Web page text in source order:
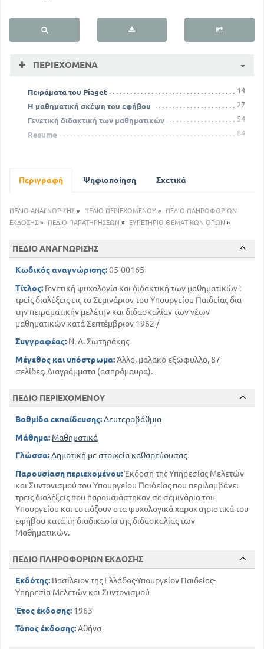
ΠΕΡΙΕΧΌΜΕΝΑ
Πειράματα του Piaget
14
Η μαθηματική σκέψη του εφήβου
27
Γενετική διδακτική των μαθηματικών
54
Resume
84
Περιγραφή Ψηφιοποίηση Σχετικά
ΠΕΔΙΟ ΑΝΑΓΝΩΡΙΣΗΣ » ΠΕΔΙΟ ΠΕΡΙΕΧΟΜΕΝΟΥ »
ΠΕΔΙΟ ΠΛΗΡΟΦΟΡΙΩΝ
ΕΚΔΟΣΗΣ » ΠΕΔΙΟ ΠΑΡΑΤΗΡΗΣΕΩΝ » ΕΥΡΕΤΗΡΙΟ ΘΕΜΑΤΙΚΩΝ ΟΡΩΝ »
ΠΕΔΙΟ ΑΝΑΓΝΩΡΙΣΗΣ
Κωδικός αναγνώρισης:05-00165
Τίτλος: Γενετική ψυχολογία και διδακτική των μαθηματικών :
τρείς διαλέξεις εις το Σεμινάριον του Υπουργείου Παιδείας δια
την πειραματικήν μελέτην και διδασκαλίαν των νέων
μαθηματικών κατά Σεπτέμβριον 1962 /
Συγγραφέας: Ν. Δ. Σωτηράκης
Μέγεθος και υπόστρωμα:Άλλο, μαλακό εξώφυλλο, 87
σελίδες. Διαγράμματα (ασπρόμαυρα).
ΠΕΔΙΟ ΠΕΡΙΕΧΟΜΕΝΟΥ
Βαθμίδα εκπαίδευσης:Δευτεροβάθμια
Μάθημα: Μαθηματικά
Γλώσσα:Δημοτική με στοιχεία καθαρεύουσας
Παρουσίαση περιεχομένου:Έκδοση της Υπηρεσίας Μελετών
και Συντονισμού του Υπουργείου Παιδείας που περιλαμβάνει
τρεις διαλέξεις που παρουσιάστηκαν σε σεμινάριο του
Υπουργείου και εστιάζουν στα ψυχολογικά χαρακτηριστικά του
εφήβου κατά τη διαδικασία της διδασκαλίας των
Μαθηματικών.
ΠΕΔΙΟ ΠΛΗΡΟΦΟΡΙΩΝ ΕΚΔΟΣΗΣ
Εκδότης: Βασίλειον της Ελλάδος-Υπουργείον Παιδείας-
Υπηρεσία Μελετών και Συντονισμού
Έτος έκδοσης: 1963
Τόπος έκδοσης:Αθήνα